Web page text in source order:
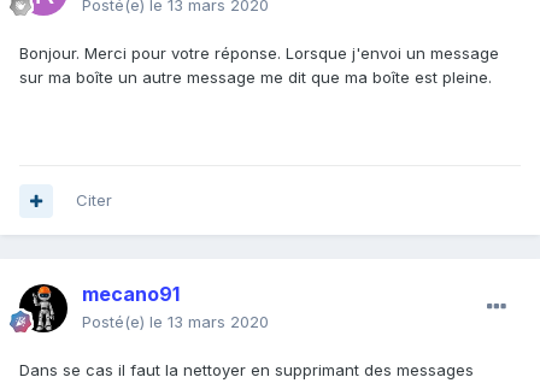
Posté(e) le 13 mars 2020
Bonjour. Merci pour votre réponse. Lorsque j'envoi un message
sur ma boîte un autre message me dit que ma boîte est pleine.
Citer
mecano91
Posté(e) le 13 mars 2020
Dans se cas il faut la nettoyer en supprimant des messages